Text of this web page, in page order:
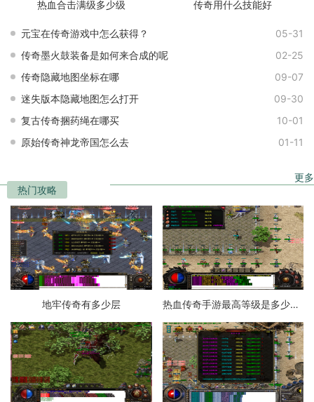
热血合击满级多少级 传奇用什么技能好
元宝在传奇游戏中怎么获得？
05-31
传奇墨火鼓装备是如何来合成的呢
02-25
传奇隐藏地图坐标在哪
09-07
迷失版本隐藏地图怎么打开
09-30
复古传奇捆药绳在哪买
10-01
原始传奇神龙帝国怎么去
01-11
热门攻略
更多
地牢传奇有多少层 热血传奇手游最高等级是多少级的